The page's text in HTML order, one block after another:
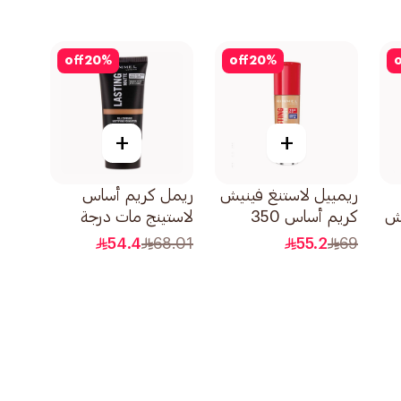
20%
off
+
ريمييل لاستنغ فينيش
كريم أساس 350
1قطعة
69
55.2
20%
off
+
ريمل كريم أساس
لاستينج مات درجة
408 مابل 30مل
68.01
54.4